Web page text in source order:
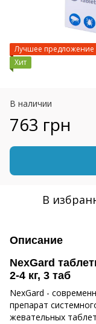
Лучшее предложение
Хит
В наличии
763 грн
В
Описание
NexGard
2-4 кг, 3 таб
NexGard -
препарат
жевательных